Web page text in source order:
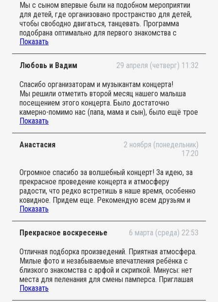
Мы с сыном впервые были на подобном мероприятии
для детей, где организовано пространство для детей,
чтобы свободно двигаться, танцевать. Программа
подобрана оптимально для первого знакомства с
классикой: Моцарт, Вивальди в исполнении струнных
инструментов и флейты. Нам с ребенком очень
понравилось! Время пролетело незаметно, а в конце
ещё была возможность подойти поближе, чтобы
рассмотреть инструменты и попробовать поиграть на
них. Отдельно хотела отметить особую атмосферу
концерта и место проведения - музей декоративно
прикладного творчества с прекрасной территорией -
живописными декорациями за пределами зала!
Благодарим музыкантов и организаторов за
доставленное удовольствие и лёгкое время в
прекрасной компании!
Показать
Любовь и Вадим 29 апреля (четверг) 11:32
Спасибо организаторам и музыкантам концерта!
Мы решили отметить второй месяц нашего малыша
посещением этого концерта. Было достаточно
камерно-помимо нас (папа, мама и сын), было ещё трое
взрослых и трое детей примерно 1-2 лет. Нам очень
понравилось- было интересно и даже познавательно,
дети вели себя свободно, а в конце даже имели
возможность поиграть на музыкальных инструментах!
Показать
Анастасия
2 ноября (понедельник)
17:20
Огромное спасибо за волшебный концерт! За идею, за
прекрасное проведение концерта и атмосферу
радости, что редко встретишь в наше время, особенно
ковидное. Придем еще. Рекомендую всем друзьям и
зарубежным также. Дальнейших успехов!
Показать
Прекрасное воскресенье 6 марта (среда) 22:53
Отличная подборка произведений. Приятная атмосфера.
Милые фото и незабываемые впечатления ребёнка с
близкого знакомства с арфой и скрипкой. Минусы: нет
места для пеленания для смены памперса. Приглашая
таких маленьких гостей, странно этого не
предусмотреть. Пледы и подушки дааавно ждёт
Показать